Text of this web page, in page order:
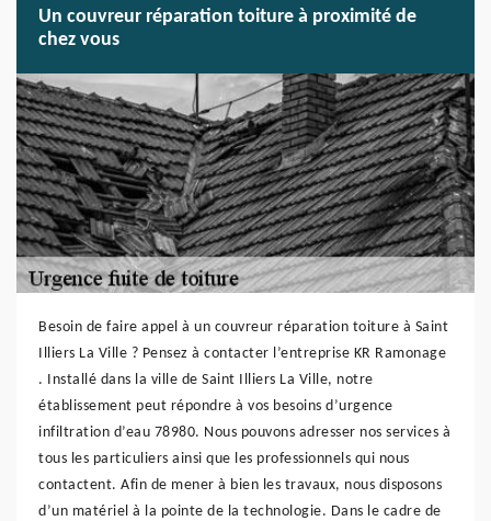
Un couvreur réparation toiture à proximité de
chez vous
Besoin de faire appel à un couvreur réparation toiture à Saint
Illiers La Ville ? Pensez à contacter l’entreprise KR Ramonage
. Installé dans la ville de Saint Illiers La Ville, notre
établissement peut répondre à vos besoins d’urgence
infiltration d’eau 78980. Nous pouvons adresser nos services à
tous les particuliers ainsi que les professionnels qui nous
contactent. Afin de mener à bien les travaux, nous disposons
d’un matériel à la pointe de la technologie. Dans le cadre de